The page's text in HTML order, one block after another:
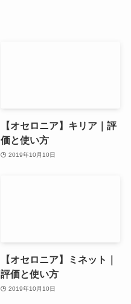
【オセロニア】キリア｜評
価と使い方
2019年10月10日
【オセロニア】ミネット｜
評価と使い方
2019年10月10日